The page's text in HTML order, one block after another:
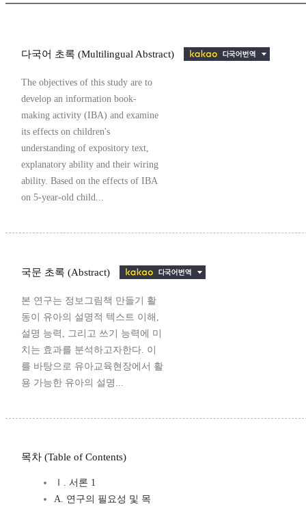
다국어 초록 (Multilingual Abstract)
The objectives of this study are to
develop an information book-
making activity (IBA) and examine
its effects on children's
understanding of expository text,
explanatory ability and their wiring
ability. Based on the effects of IBA
on 5-year-old child...
국문 초록 (Abstract)
본 연구는 정보그림책 만들기 활
동이 유아의 설명적 텍스트 이해,
설명 능력, 그리고 쓰기 능력에 미
치는 효과를 분석하고자한다. 이
를 바탕으로 유아교육현장에서 활
용 가능한 유아의 설명...
목차 (Table of Contents)
Ⅰ. 서론 1
A. 연구의 필요성 및 목